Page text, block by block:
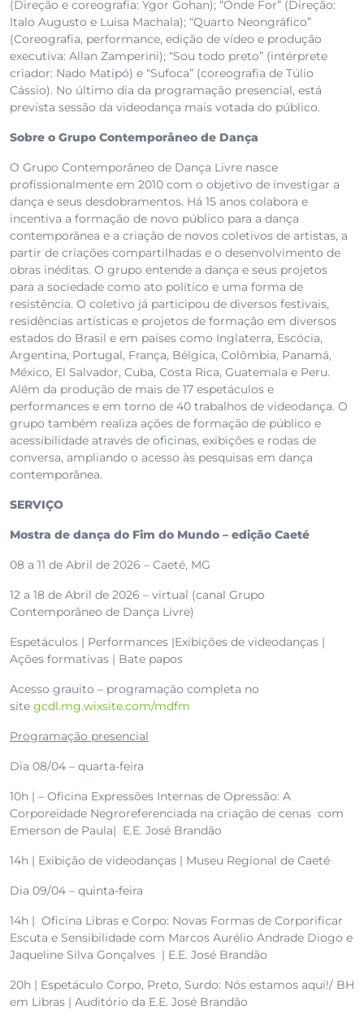
(Direção e coreografia: Ygor Gohan); “Onde For” (Direção:
Italo Augusto e Luísa Machala); “Quarto Neongráfico”
(Coreografia, performance, edição de vídeo e produção
executiva: Allan Zamperini); “Sou todo preto” (intérprete
criador: Nado Matipó) e “Sufoca” (coreografia de Túlio
Cássio). No último dia da programação presencial, está
prevista sessão da videodança mais votada do público.
Sobre o Grupo Contemporâneo de Dança
O Grupo Contemporâneo de Dança Livre nasce
profissionalmente em 2010 com o objetivo de investigar a
dança e seus desdobramentos. Há 15 anos colabora e
incentiva a formação de novo público para a dança
contemporânea e a criação de novos coletivos de artistas, a
partir de criações compartilhadas e o desenvolvimento de
obras inéditas. O grupo entende a dança e seus projetos
para a sociedade como ato político e uma forma de
resistência. O coletivo já participou de diversos festivais,
residências artísticas e projetos de formação em diversos
estados do Brasil e em países como Inglaterra, Escócia,
Argentina, Portugal, França, Bélgica, Colômbia, Panamá,
México, El Salvador, Cuba, Costa Rica, Guatemala e Peru.
Além da produção de mais de 17 espetáculos e
performances e em torno de 40 trabalhos de videodança. O
grupo também realiza ações de formação de público e
acessibilidade através de oficinas, exibições e rodas de
conversa, ampliando o acesso às pesquisas em dança
contemporânea.
SERVIÇO
Mostra de dança do Fim do Mundo – edição Caeté
08 a 11 de Abril de 2026 – Caeté, MG
12 a 18 de Abril de 2026 – virtual (canal Grupo
Contemporâneo de Dança Livre)
Espetáculos | Performances |Exibições de videodanças |
Ações formativas | Bate papos
Acesso grauito – programação completa no
site gcdl.mg.wixsite.com/mdfm
Programação presencial
Dia 08/04 – quarta-feira
10h | – Oficina Expressões Internas de Opressão: A
Corporeidade Negroreferenciada na criação de cenas com
Emerson de Paula| E.E. José Brandão
14h | Exibição de videodanças | Museu Regional de Caeté
Dia 09/04 – quinta-feira
14h | Oficina Libras e Corpo: Novas Formas de Corporificar
Escuta e Sensibilidade com Marcos Aurélio Andrade Diogo e
Jaqueline Silva Gonçalves | E.E. José Brandão
20h | Espetáculo Corpo, Preto, Surdo: Nós estamos aqui!/ BH
em Libras | Auditório da E.E. José Brandão